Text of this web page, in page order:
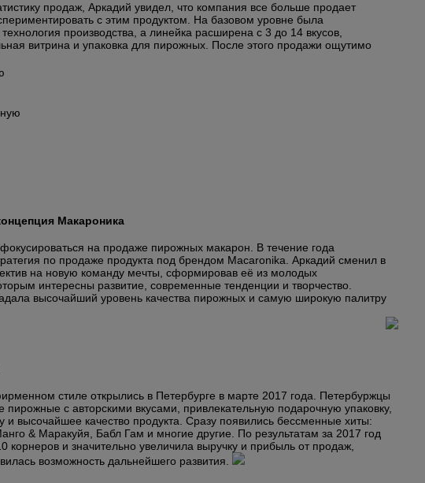
продаж, Аркадий увидел, что компания все больше продает
с этим продуктом. На базовом уровне была
производства, а линейка расширена с 3 до 14 вкусов,
витрина и упаковка для пирожных. После этого продажи ощутимо
Макароника
на продаже пирожных макарон. В течение года
по продаже продукта под брендом Macaronika. Аркадий сменил в
на новую команду мечты, сформировав её из молодых
интересны развитие, современные тенденции и творчество.
высочайший уровень качества пирожных и самую широкую палитру
стиле открылись в Петербурге в марте 2017 года. Петербуржцы
пирожные с авторскими вкусами, привлекательную подарочную упаковку,
и высочайшее качество продукта. Сразу появились бессменные хиты:
& Маракуйя, Бабл Гам и многие другие. По результатам за 2017 год
корнеров и значительно увеличила выручку и прибыль от продаж,
возможность дальнейшего развития.